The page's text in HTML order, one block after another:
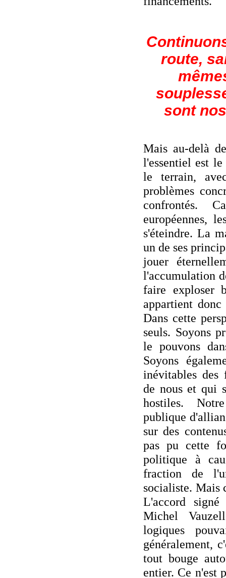
route,
sont
Mais au-delà
l'essentiel est
le terrain,
problèmes
confrontés.
européennes,
s'éteindre. La
un de ses
jouer
l'accumulation
faire exploser
appartient
Dans cette
seuls. Soyons
le pouvons
Soyons
inévitables des
de nous et qui
hostiles.
publique
sur des
pas pu cette
politique à
fraction de
socialiste. Mais
L'accord
Michel
logiques
généralement,
tout bouge
entier. Ce n'est